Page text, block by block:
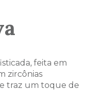
feita em
zircônias
traz um toque de